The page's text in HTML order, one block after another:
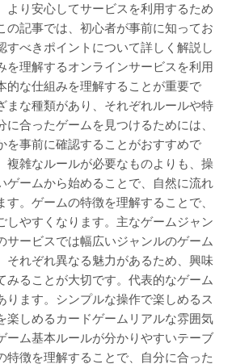
より安心してサービスを利用するため
の記事では、初心者が事前に知ってお
すべきポイントについて詳しく解説し
を理解するオンラインサービスを利用
的な仕組みを理解することが重要で
まな種類があり、それぞれルールや特
合ったゲームを見つけるためには、
を事前に確認することがおすすめで
複雑なルールが必要なものよりも、操
ゲームから始めることで、自然に流れ
す。ゲームの特徴を理解することで、
しやすくなります。主なゲームジャン
サービスでは幅広いジャンルのゲーム
それぞれ異なる魅力があるため、興味
みることが大切です。代表的なゲーム
ります。シンプルな操作で楽しめるス
楽しめるカードゲームリアルな雰囲気
ーム基本ルールが分かりやすいテーブ
特徴を理解することで、自分に合った